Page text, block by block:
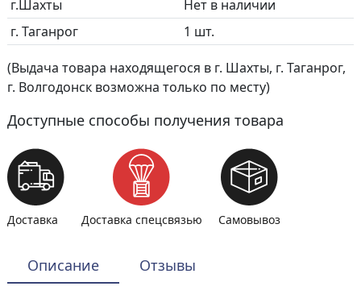
г.Шахты
Нет в наличии
г. Таганрог
1 шт.
(Выдача товара находящегося в г. Шахты, г. Таганрог,
г. Волгодонск возможна только по месту)
Доступные способы получения товара
Доставка Доставка спецсвязью Самовывоз
Описание Отзывы